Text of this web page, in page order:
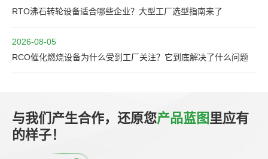
RTO沸石转轮设备适合哪些企业？大型工厂选型指南来了
2026-08-05
RCO催化燃烧设备为什么受到工厂关注？它到底解决了什么问题
与我们产生合作，还原您产品蓝图里应有
的样子！